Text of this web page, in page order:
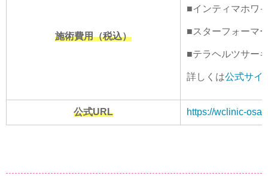
施術費用（税込）
■インティマホワ
■スターフォーマ
■テラヘルツサー
詳しくは公式サイ
公式URL https://wclinic-